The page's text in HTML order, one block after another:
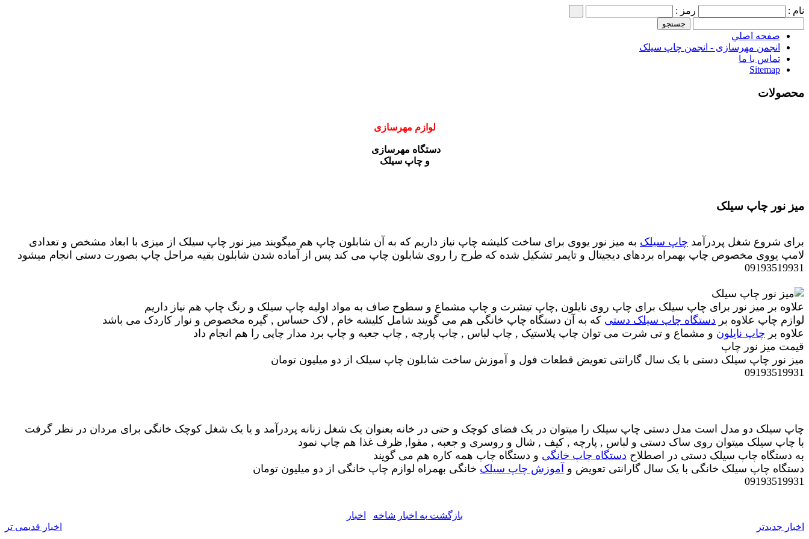
نام : رمز :
صفحه اصلي
انجمن مهرسازی - انجمن چاپ سیلک
تماس با ما
Sitemap
محصولات
لوازم مهرسازی
دستگاه مهرسازی
و چاپ سیلک
میز نور چاپ سیلک
برای شروع شغل پردرآمد چاپ سیلک به میز نور یووی برای ساخت کلیشه چاپ نیاز داریم که به آن شابلون چاپ هم میگویند میز نور چاپ سیلک از میزی با ابعاد مشخص و تعدادی
لامپ یووی مخصوص چاپ بهمراه بردهای دیجیتال و تایمر تشکیل شده که طرح را روی شابلون چاپ می کند پس از آماده شدن شابلون بقیه مراحل چاپ بصورت دستی انجام میشود
09193519931
علاوه بر میز نور برای چاپ سیلک برای چاپ روی نایلون ,چاپ تیشرت و چاپ مشماع و سطوح صاف به مواد اولیه چاپ سیلک و رنگ چاپ هم نیاز داریم
لوازم چاپ علاوه بر دستگاه چاپ سیلک دستی که به آن دستگاه چاپ خانگی هم می گویند شامل کلیشه خام , لاک حساس , گیره مخصوص و نوار کاردک می باشد
علاوه بر چاپ نایلون و مشماع و تی شرت می توان چاپ پلاستیک , چاپ لباس , چاپ پارچه , چاپ جعبه و چاپ برد مدار چاپی را هم انجام داد
قیمت میز نور چاپ
میز نور چاپ سیلک دستی با یک سال گارانتی تعویض قطعات فول و آموزش ساخت شابلون چاپ سیلک از دو میلیون تومان
09193519931
چاپ سیلک دو مدل است مدل دستی چاپ سیلک را میتوان در یک فضای کوچک و حتی در خانه بعنوان یک شغل زنانه پردرآمد و یا یک شغل کوچک خانگی برای مردان در نظر گرفت
با چاپ سیلک میتوان روی ساک دستی و لباس , پارچه , کیف , شال و روسری و جعبه , مقوا, ظرف غذا هم چاپ نمود
به دستگاه چاپ سیلک دستی در اصطلاح دستگاه چاپ خانگی و دستگاه چاپ همه کاره هم می گویند
دستگاه چاپ سیلک خانگی با یک سال گارانتی تعویض و آموزش چاپ سیلک خانگی بهمراه لوازم چاپ خانگی از دو میلیون تومان
09193519931
بازگشت به اخبار شاخه
اخبار
اخبار قدیمی تر
اخبار جدیدتر